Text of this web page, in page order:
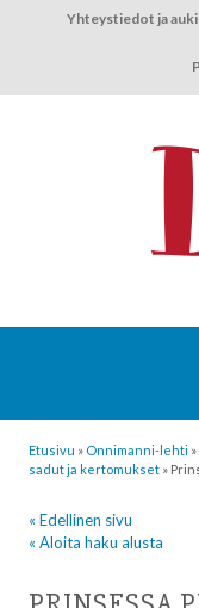
Yhteystiedot ja
Etusivu » Onnimanni-lehti »
sadut ja kertomukset »
« Edellinen sivu
« Aloita haku alusta